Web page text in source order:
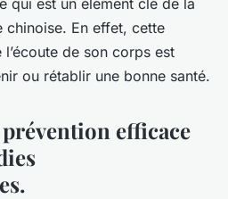
qui est un élément clé de la
chinoise. En effet, cette
de son corps est
ou rétablir une bonne santé.
efficace